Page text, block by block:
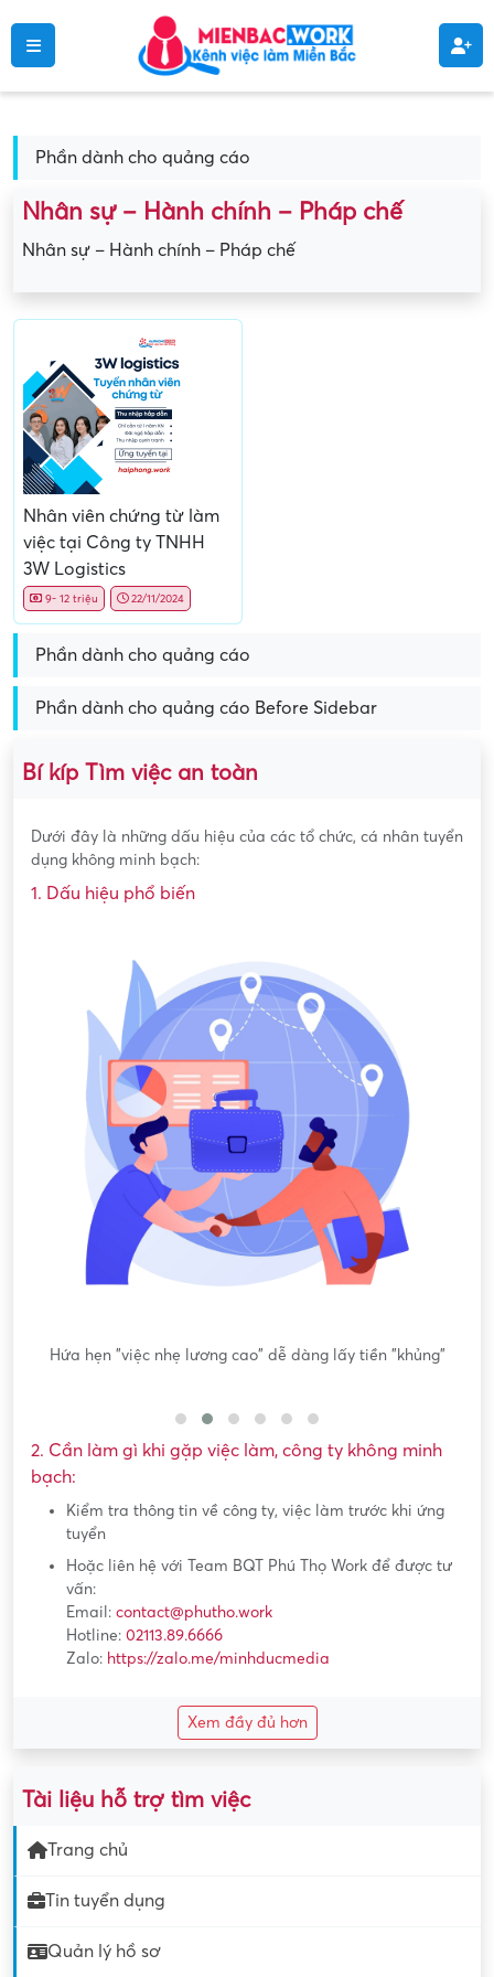
Phần dành cho quảng cáo
Nhân sự – Hành chính – Pháp chế
Nhân sự – Hành chính – Pháp chế
Nhân viên chứng từ làm
việc tại Công ty TNHH
3W Logistics
9- 12 triệu 22/11/2024
Phần dành cho quảng cáo
Phần dành cho quảng cáo Before Sidebar
Bí kíp Tìm việc an toàn
Dưới đây là những dấu hiệu của các tổ chức, cá nhân tuyển
dụng không minh bạch:
1. Dấu hiệu phổ biến
Yêu cầu tải app, nạp tiền, làm nhiệm vụ
2. Cần làm gì khi gặp việc làm, công ty không minh
bạch:
Kiểm tra thông tin về công ty, việc làm trước khi ứng
tuyển
Hoặc liên hệ với Team BQT Phú Thọ Work để được tư
vấn:
Email: contact@phutho.work
Hotline: 02113.89.6666
Zalo: https://zalo.me/minhducmedia
Xem đầy đủ hơn
Tài liệu hỗ trợ tìm việc
Trang chủ
Tin tuyển dụng
Quản lý hồ sơ